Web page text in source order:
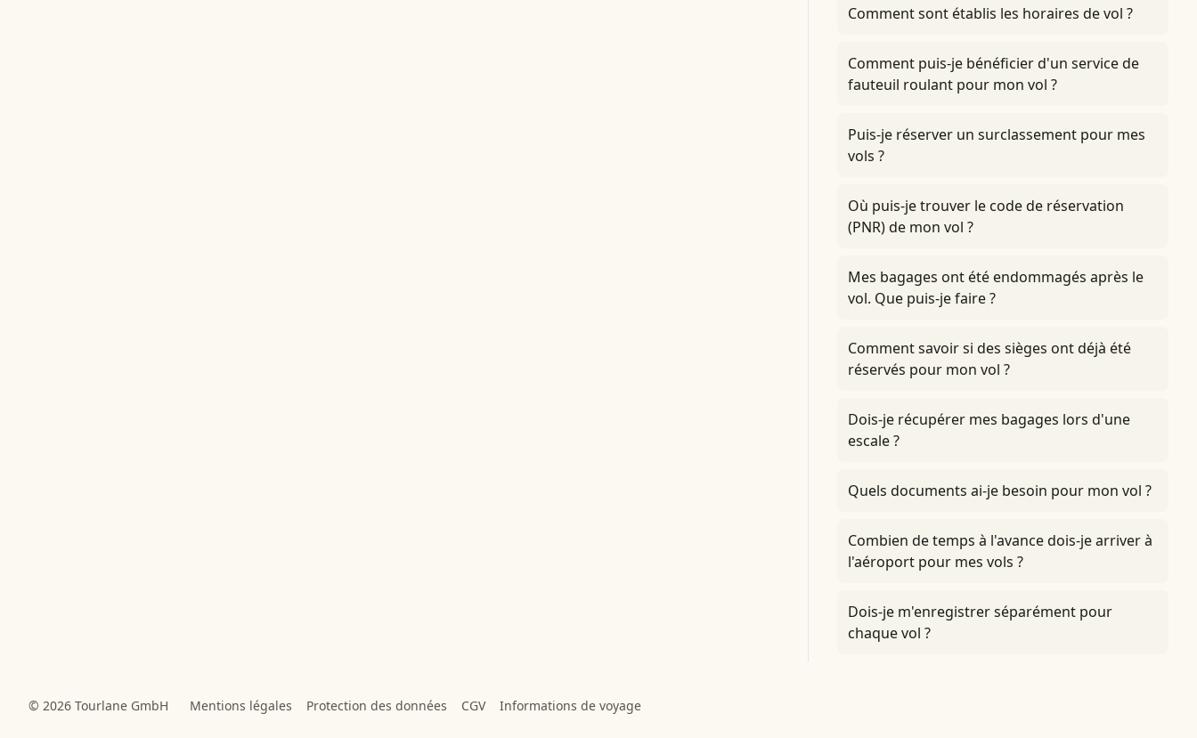
Comment sont établis les horaires de vol ?
Comment puis-je bénéficier d'un service de
fauteuil roulant pour mon vol ?
Puis-je réserver un surclassement pour mes
vols ?
Où puis-je trouver le code de réservation
(PNR) de mon vol ?
Mes bagages ont été endommagés après le
vol. Que puis-je faire ?
Comment savoir si des sièges ont déjà été
réservés pour mon vol ?
Dois-je récupérer mes bagages lors d'une
escale ?
Quels documents ai-je besoin pour mon vol ?
Combien de temps à l'avance dois-je arriver à
l'aéroport pour mes vols ?
Dois-je m'enregistrer séparément pour
chaque vol ?
© 2026 Tourlane GmbH Mentions légales Protection des données CGV Informations de voyage